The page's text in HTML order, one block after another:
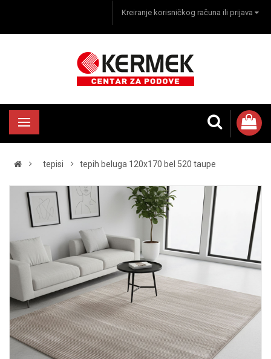
Kreiranje korisničkog računa ili prijava
tepisi tepih beluga 120x170 bel 520 taupe